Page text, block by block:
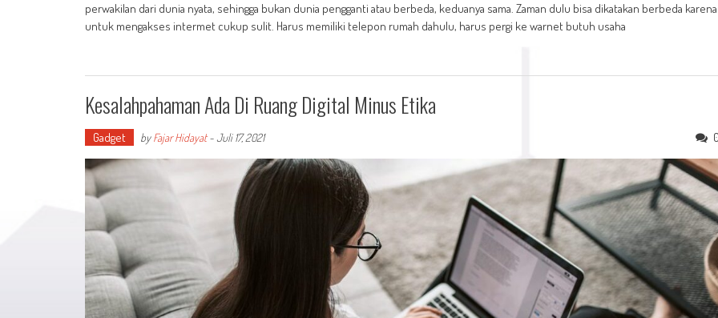
perwakilan dari dunia nyata, sehingga bukan dunia pengganti atau berbeda, keduanya sama. Zaman dulu bisa dikatakan berbeda karena
untuk mengakses intermet cukup sulit. Harus memiliki telepon rumah dahulu, harus pergi ke warnet butuh usaha
Kesalahpahaman Ada Di Ruang Digital Minus Etika
Gadget byFajar Hidayat-Juli 17, 2021